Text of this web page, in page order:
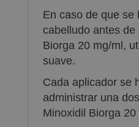
En caso de que se
cabelludo antes
Biorga 20 mg/ml,
suave.
Cada aplicador se
administrar una
Minoxidil Biorga 20